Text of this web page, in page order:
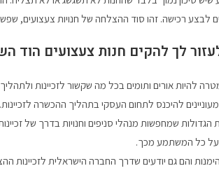
לבצע רכישה. זהו סוד ההצלחה של חנויות צעצועים,
לך להקים חנות צעצועים הוד
להיכנס לתחום העסקי בתהליך ההכשרה לזכיינות.
הגדולות שמחפשות מנהלי סניפים וחנויות בדרך של
על כל המשתמע מכך.
והם גם יודעים שדרך החברה הישראלית